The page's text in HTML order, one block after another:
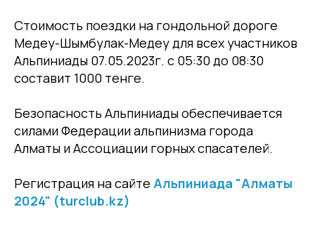
Стоимость поездки на гондольной дороге
Медеу-Шымбулак-Медеу для всех участников
Альпиниады 07.05.2023г. с 05:30 до 08:30
составит 1000 тенге.
Безопасность Альпиниады обеспечивается
силами Федерации альпинизма города
Алматы и Ассоциации горных спасателей.
Регистрация на сайте Альпиниада "Алматы
2024" (turclub.kz)